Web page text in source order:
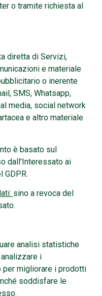
o tramite richiesta al
diretta di Servizi,
e materiale
o inerente
SMS, Whatsapp,
media, social network
e altro materiale
è basato sul
dall’Interessato ai
GDPR.
sino a revoca del
analisi statistiche
i
per migliorare i prodotti
soddisfare le